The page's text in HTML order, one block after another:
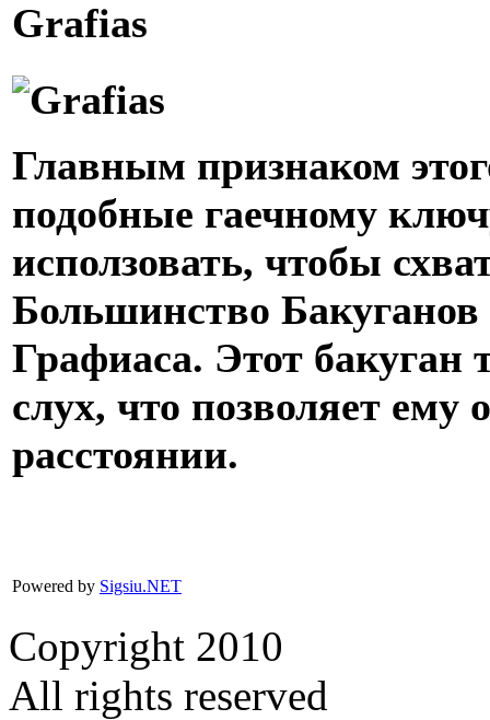
Grafias
Главным признаком
подобные гаечному
исползовать, чтобы
Большинство Бакуганов
Графиаса. Этот бакуган
слух, что позволяет ему
расстоянии.
Powered by Sigsiu.NET
Copyright 2010
All rights reserved